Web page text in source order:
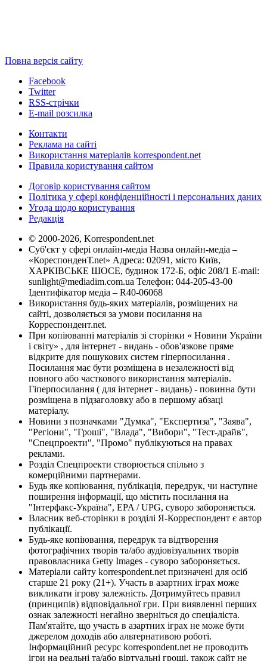
Повна версія сайту
Facebook
Twitter
RSS-стрічки
E-mail розсилка
Контакти
Реклама на сайті
Використання матеріалів korrespondent.net
Правила користування сайтом
Договір користування сайтом
Політика у сфері конфіденційності і персональних даних
Угода щодо користування
Редакція
© 2000-2026, Korrespondent.net
Суб'єкт у сфері онлайн-медіа Назва онлайн-медіа –
«КореспонденТ.net» Адреса: 02091, місто Київ,
ХАРКІВСЬКЕ ШОСЕ, будинок 172-Б, офіс 208/1 E-mail:
sunlight@mediadim.com.ua Телефон: 044-205-43-00
Ідентифікатор медіа – R40-06068
Використання будь-яких матеріалів, розміщених на
сайті, дозволяється за умови посилання на
Корреспондент.net.
При копіюванні матеріалів зі сторінки « Новини України
і світу» , для інтернет - видань - обов'язкове пряме
відкрите для пошукових систем гіперпосилання .
Посилання має бути розміщена в незалежності від
повного або часткового використання матеріалів.
Гіперпосилання ( для інтернет - видань) - повинна бути
розміщена в підзаголовку або в першому абзаці
матеріалу.
Новини з позначками "Думка", "Експертиза", "Заява",
"Регіони", "Гроші", "Влада", "Вибори", "Тест-драйв",
"Спецпроекти", "Промо" публікуються на правах
реклами.
Розділ Спецпроекти створюється спільно з
комерційними партнерами.
Будь яке копіювання, публікація, передрук, чи наступне
поширення інформації, що містить посилання на
"Інтерфакс-Україна", EPA / UPG, суворо забороняється.
Власник веб-сторінки в розділі Я-Корреспондент є автор
публікації.
Будь-яке копіювання, передрук та відтворення
фотографічних творів та/або аудіовізуальних творів
правовласника Getty Images - суворо забороняється.
Матеріали сайту korrespondent.net призначені для осіб
старше 21 року (21+). Участь в азартних іграх може
викликати ігрову залежність. Дотримуйтесь правил
(принципів) відповідальної гри. При виявленні перших
ознак залежності негайно зверніться до спеціаліста.
Пам'ятайте, що участь в азартних іграх не може бути
джерелом доходів або альтернативою роботі.
Інформаційний ресурс korrespondent.net не проводить
ігри на реальні та/або віртуальні гроші, також сайт не